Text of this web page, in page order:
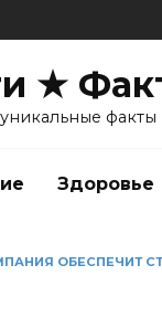
★
факты
Здоровье
ОБЕСПЕЧИТ